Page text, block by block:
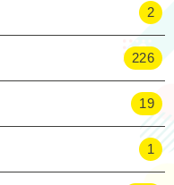
2
226
19
1